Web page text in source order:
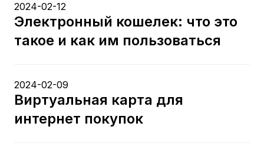
2024-02-12
Электронный кошелек: что это
такое и как им пользоваться
2024-02-09
Виртуальная карта для
интернет покупок